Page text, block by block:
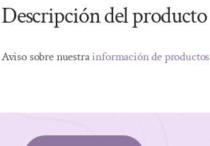
Descripción del producto
Aviso sobre nuestrainformación de productos